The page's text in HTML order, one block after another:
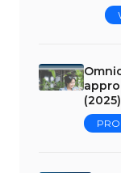
(2025)